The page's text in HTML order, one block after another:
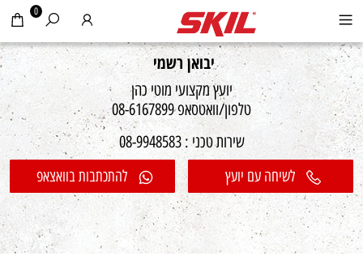
יבואן רשמי
יועץ מקצועי מוטי כהן
טלפון/וואטסאפ 08-6167899
שירות טכני : 08-9948583
לשיחה עם יועץ להתכתבות בוואצאפ
0